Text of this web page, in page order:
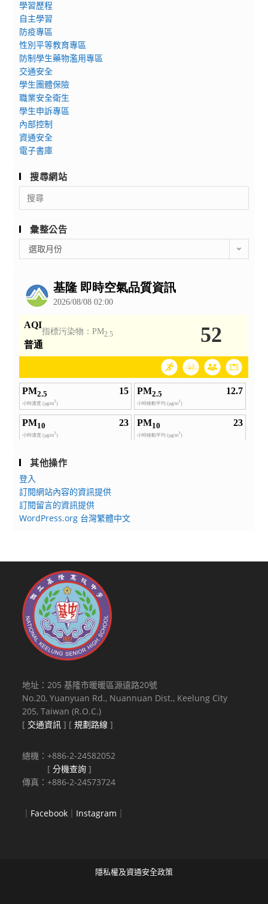
學習歷程
自主學習
防疫專區
性別平等教育專區
防制學生藥物濫用專區
交通安全
學生團體保險
職業安全衛生
學生申訴專區
內部控制
資通安全
電子書庫
搜尋網站
Search
for:
彙整公告
整
選取月份
其他操作
登入
訂閱網站內容的資訊提供
訂閱留言的資訊提供
WordPress.org 台灣繁體中文
地址：205 基隆市暖暖區源遠路20號
No.20, Yuanyuan Rd., Nuannuan Dist., Keelung City
205, Taiwan (R.O.C.)
[ 交通資訊 ] [規劃路線 ]
總機：+886-2-24582052
[分機查詢 ]
傳真：+886-2-24573724
｜ Facebook ｜ Instagram ｜
隱私權及資通安全政策